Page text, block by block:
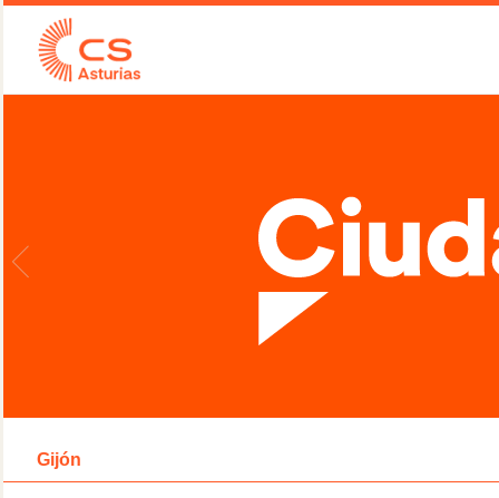
Gijón